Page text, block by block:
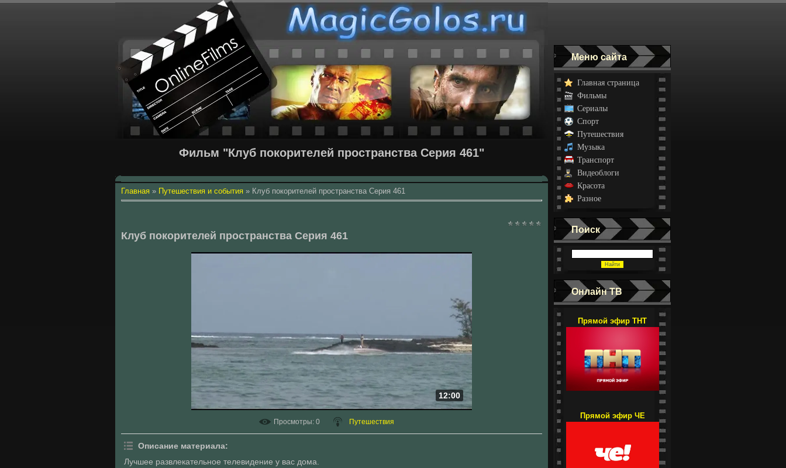
Фильм "Клуб покорителей пространства Серия 461"
Главная » Путешествия и события » Клуб покорителей пространства Серия 461
Клуб покорителей пространства Серия 461
12:00
Просмотры: 0 Путешествия
Описание материала:
Лучшее развлекательное телевидение у вас дома.
Меню сайта
Главная страница
Фильмы
Сериалы
Спорт
Путешествия
Музыка
Транспорт
Видеоблоги
Красота
Разное
Поиск
Онлайн ТВ
Прямой эфир ТНТ
Прямой эфир ЧЕ